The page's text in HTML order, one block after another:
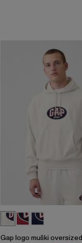
Gap logo muški